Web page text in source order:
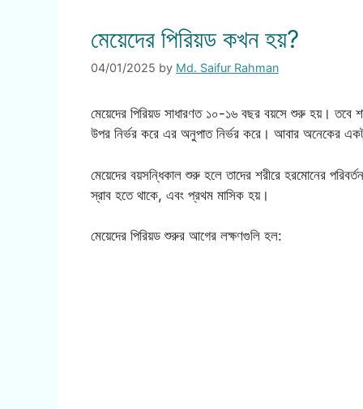
মেয়েদের পিরিয়ড কখন হয়?
04/01/2025 by Md. Saifur Rahman
মেয়েদের পিরিয়ড সাধারণত ১০-১৬ বছর বয়সে শুরু হয়। তবে
উপর নির্ভর করে এর অনুপাত নির্ভর করে। আবার অনেকের একটু
মেয়েদের বয়সন্ধিকাল শুরু হলে তাদের শরীরে হরমোনের
স্রাব হতে থাকে, এবং প্রথম মাসিক হয়।
মেয়েদের পিরিয়ড শুরুর আগের লক্ষণগুলি হল: